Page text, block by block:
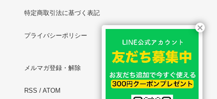
特定商取引法に基づく表記
プライバシーポリシー
メルマガ登録・解除
RSS / ATOM